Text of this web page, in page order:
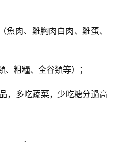
魚肉、雞胸肉白肉、雞蛋、
粗糧、全谷類等）；
，多吃蔬菜，少吃糖分過高